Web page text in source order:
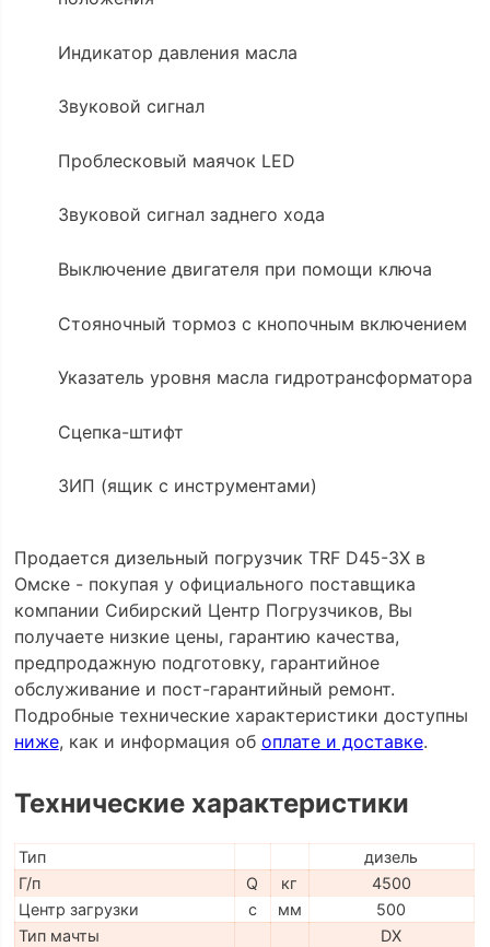
Индикатор давления масла
Звуковой сигнал
Проблесковый маячок LED
Звуковой сигнал заднего хода
Выключение двигателя при помощи ключа
Стояночный тормоз с кнопочным включением
Указатель уровня масла гидротрансформатора
Сцепка-штифт
ЗИП (ящик с инструментами)
Продается дизельный погрузчик TRF D45-3X в
Омске - покупая у официального поставщика
компании Сибирский Центр Погрузчиков, Вы
получаете низкие цены, гарантию качества,
предпродажную подготовку, гарантийное
обслуживание и пост-гарантийный ремонт.
Подробные технические характеристики доступны
ниже, как и информация об оплате и доставке.
Технические характеристики
Тип
дизель
Г/п
Q кг
4500
Центр загрузки
c мм
500
Тип мачты
DX